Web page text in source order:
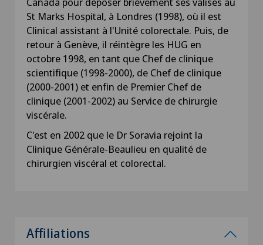
St Marks Hospital, à Londres (1998), où il est
Clinical assistant à l'Unité colorectale. Puis, de
retour à Genève, il réintègre les HUG en
octobre 1998, en tant que Chef de clinique
scientifique (1998-2000), de Chef de clinique
(2000-2001) et enfin de Premier Chef de
clinique (2001-2002) au Service de chirurgie
viscérale.
C'est en 2002 que le Dr Soravia rejoint la
Clinique Générale-Beaulieu en qualité de
chirurgien viscéral et colorectal.
Affiliations